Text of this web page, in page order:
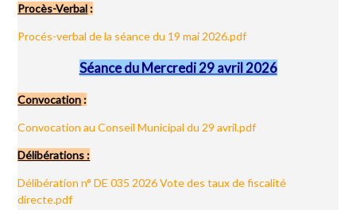
Procès-Verbal :
Procés-verbal de la séance du 19 mai 2026.pdf
Séance du Mercredi 29 avril 2026
Convocation :
Convocation au Conseil Municipal du 29 avril.pdf
Délibérations :
Délibération n° DE 035 2026 Vote des taux de fiscalité
directe.pdf